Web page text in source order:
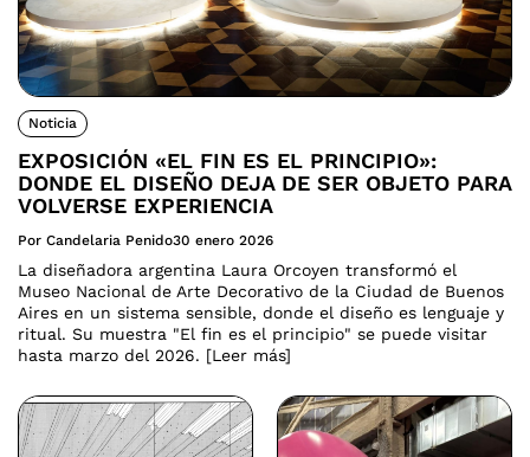
Noticia
EXPOSICIÓN «EL FIN ES EL PRINCIPIO»:
DONDE EL DISEÑO DEJA DE SER OBJETO PARA
VOLVERSE EXPERIENCIA
Por Candelaria Penido30 enero 2026
La diseñadora argentina Laura Orcoyen transformó el
Museo Nacional de Arte Decorativo de la Ciudad de Buenos
Aires en un sistema sensible, donde el diseño es lenguaje y
ritual. Su muestra "El fin es el principio" se puede visitar
hasta marzo del 2026. [Leer más]